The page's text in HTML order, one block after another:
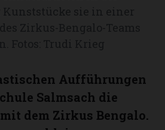
Aufführungen
Salmsach die
dem Zirkus Bengalo.